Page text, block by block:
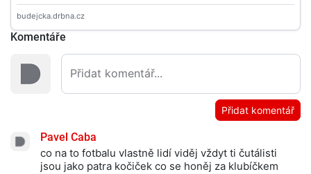
Komentáře
Přidat komentář
Pavel Caba
co na to fotbalu vlastně lidí viděj vždyt ti čutálisti
jsou jako patra kočiček co se honěj za klubíčkem